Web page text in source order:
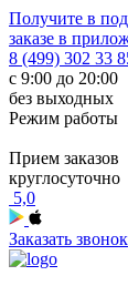
Получите в
заказе в
8 (499) 302 33
с 9:00 до 20:00
без выходных
Режим работы
Прием заказов
круглосуточно
5,0
Заказать звонок